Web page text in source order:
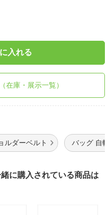
入れる
在庫・展示一覧）
ルダーベルト バッグ 自
に購入されている商品は